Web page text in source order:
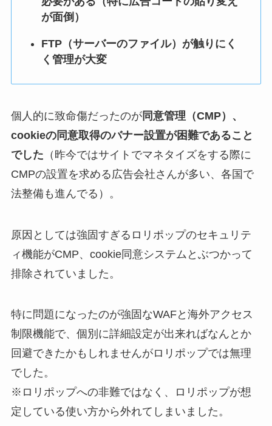
が面倒）
FTP（サーバーのファイル）が触りにく
く管理が大変
個人的に致命傷だったのが同意管理（CMP）、
cookieの同意取得のバナー設置が困難であること
でした （昨今ではサイトでマネタイズをする際に
CMPの設置を求める広告会社さんが多い、各国で
法整備も進んでる）。
原因としては強固すぎるロリポップのセキュリテ
ィ機能がCMP、cookie同意システムとぶつかって
排除されていました。
特に問題になったのが強固なWAFと海外アクセス
制限機能で、個別に詳細設定が出来ればなんとか
回避できたかもしれませんがロリポップでは無理
でした。
※ロリポップへの非難ではなく、ロリポップが想
定している使い方から外れてしまいました。